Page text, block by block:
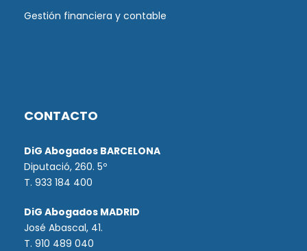
Gestión financiera y contable
CONTACTO
DiG Abogados BARCELONA
Diputació, 260. 5º
T. 933 184 400
DiG Abogados MADRID
José Abascal, 41.
T. 910 489 040